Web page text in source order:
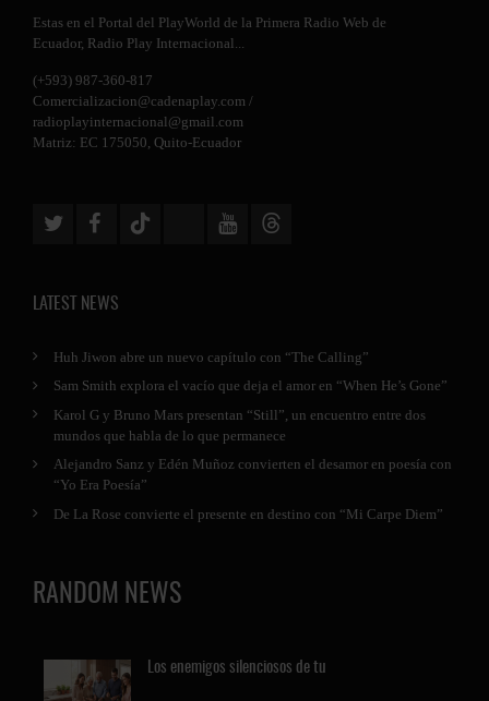
Estas en el Portal del PlayWorld de la Primera Radio Web de
Ecuador, Radio Play Internacional
(+593) 987-360-817
Comercializacion@cadenaplay.com /
radioplayinternacional@gmail.com
Matriz: EC 175050, Quito-Ecuador
LATEST NEWS
Huh Jiwon abre un nuevo capítulo con “The Calling”
Sam Smith explora el vacío que deja el amor en “When He’s Gone”
Karol G y Bruno Mars presentan “Still”, un encuentro entre dos
mundos que habla de lo que permanece
Alejandro Sanz y Edén Muñoz convierten el desamor en poesía con
“Yo Era Poesía”
De La Rose convierte el presente en destino con “Mi Carpe Diem”
RANDOM NEWS
Los enemigos silenciosos de tu